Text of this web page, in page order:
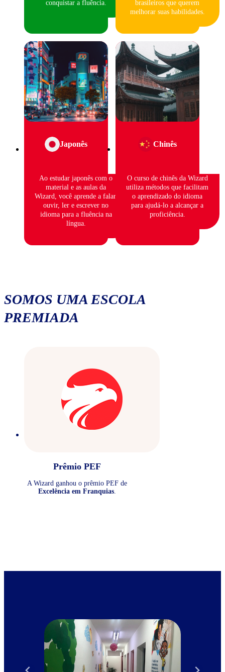
conquistar a fluência.
brasileiros que querem
melhorar suas habilidades.
Japonês
Ao estudar japonês com o
material e as aulas da
Wizard, você aprende a falar,
ouvir, ler e escrever no
idioma para a fluência na
língua.
Chinês
O curso de chinês da Wizard
utiliza métodos que facilitam
o aprendizado do idioma
para ajudá-lo a alcançar a
proficiência.
SOMOS UMA ESCOLA
PREMIADA
Prêmio PEF
A Wizard ganhou o prêmio PEF de
Excelência em Franquias.